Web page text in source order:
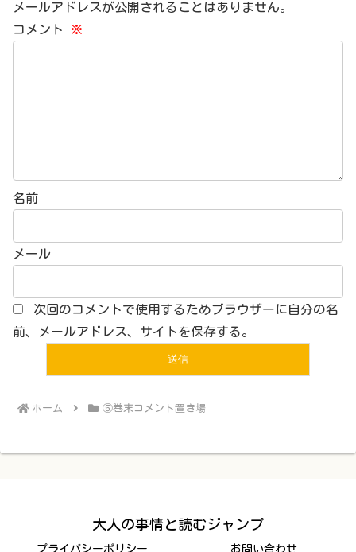
メールアドレスが公開されることはありません。
コメント
※
名前
メール
次回のコメントで使用するためブラウザーに自分の名
前、メールアドレス、サイトを保存する。
ホーム ⑤巻末コメント置き場
大人の事情と読むジャンプ
プライバシーポリシー お問い合わせ